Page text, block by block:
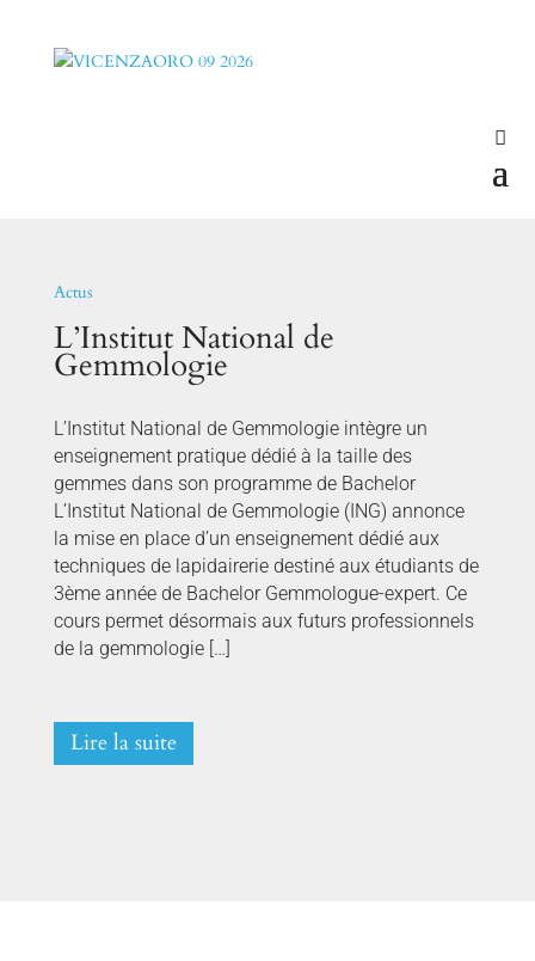
Actus
L’Institut National de
Gemmologie
L’Institut National de Gemmologie intègre un
enseignement pratique dédié à la taille des
gemmes dans son programme de Bachelor
L’Institut National de Gemmologie (ING) annonce
la mise en place d’un enseignement dédié aux
techniques de lapidairerie destiné aux étudiants de
3ème année de Bachelor Gemmologue-expert. Ce
cours permet désormais aux futurs professionnels
de la gemmologie […]
Lire la suite